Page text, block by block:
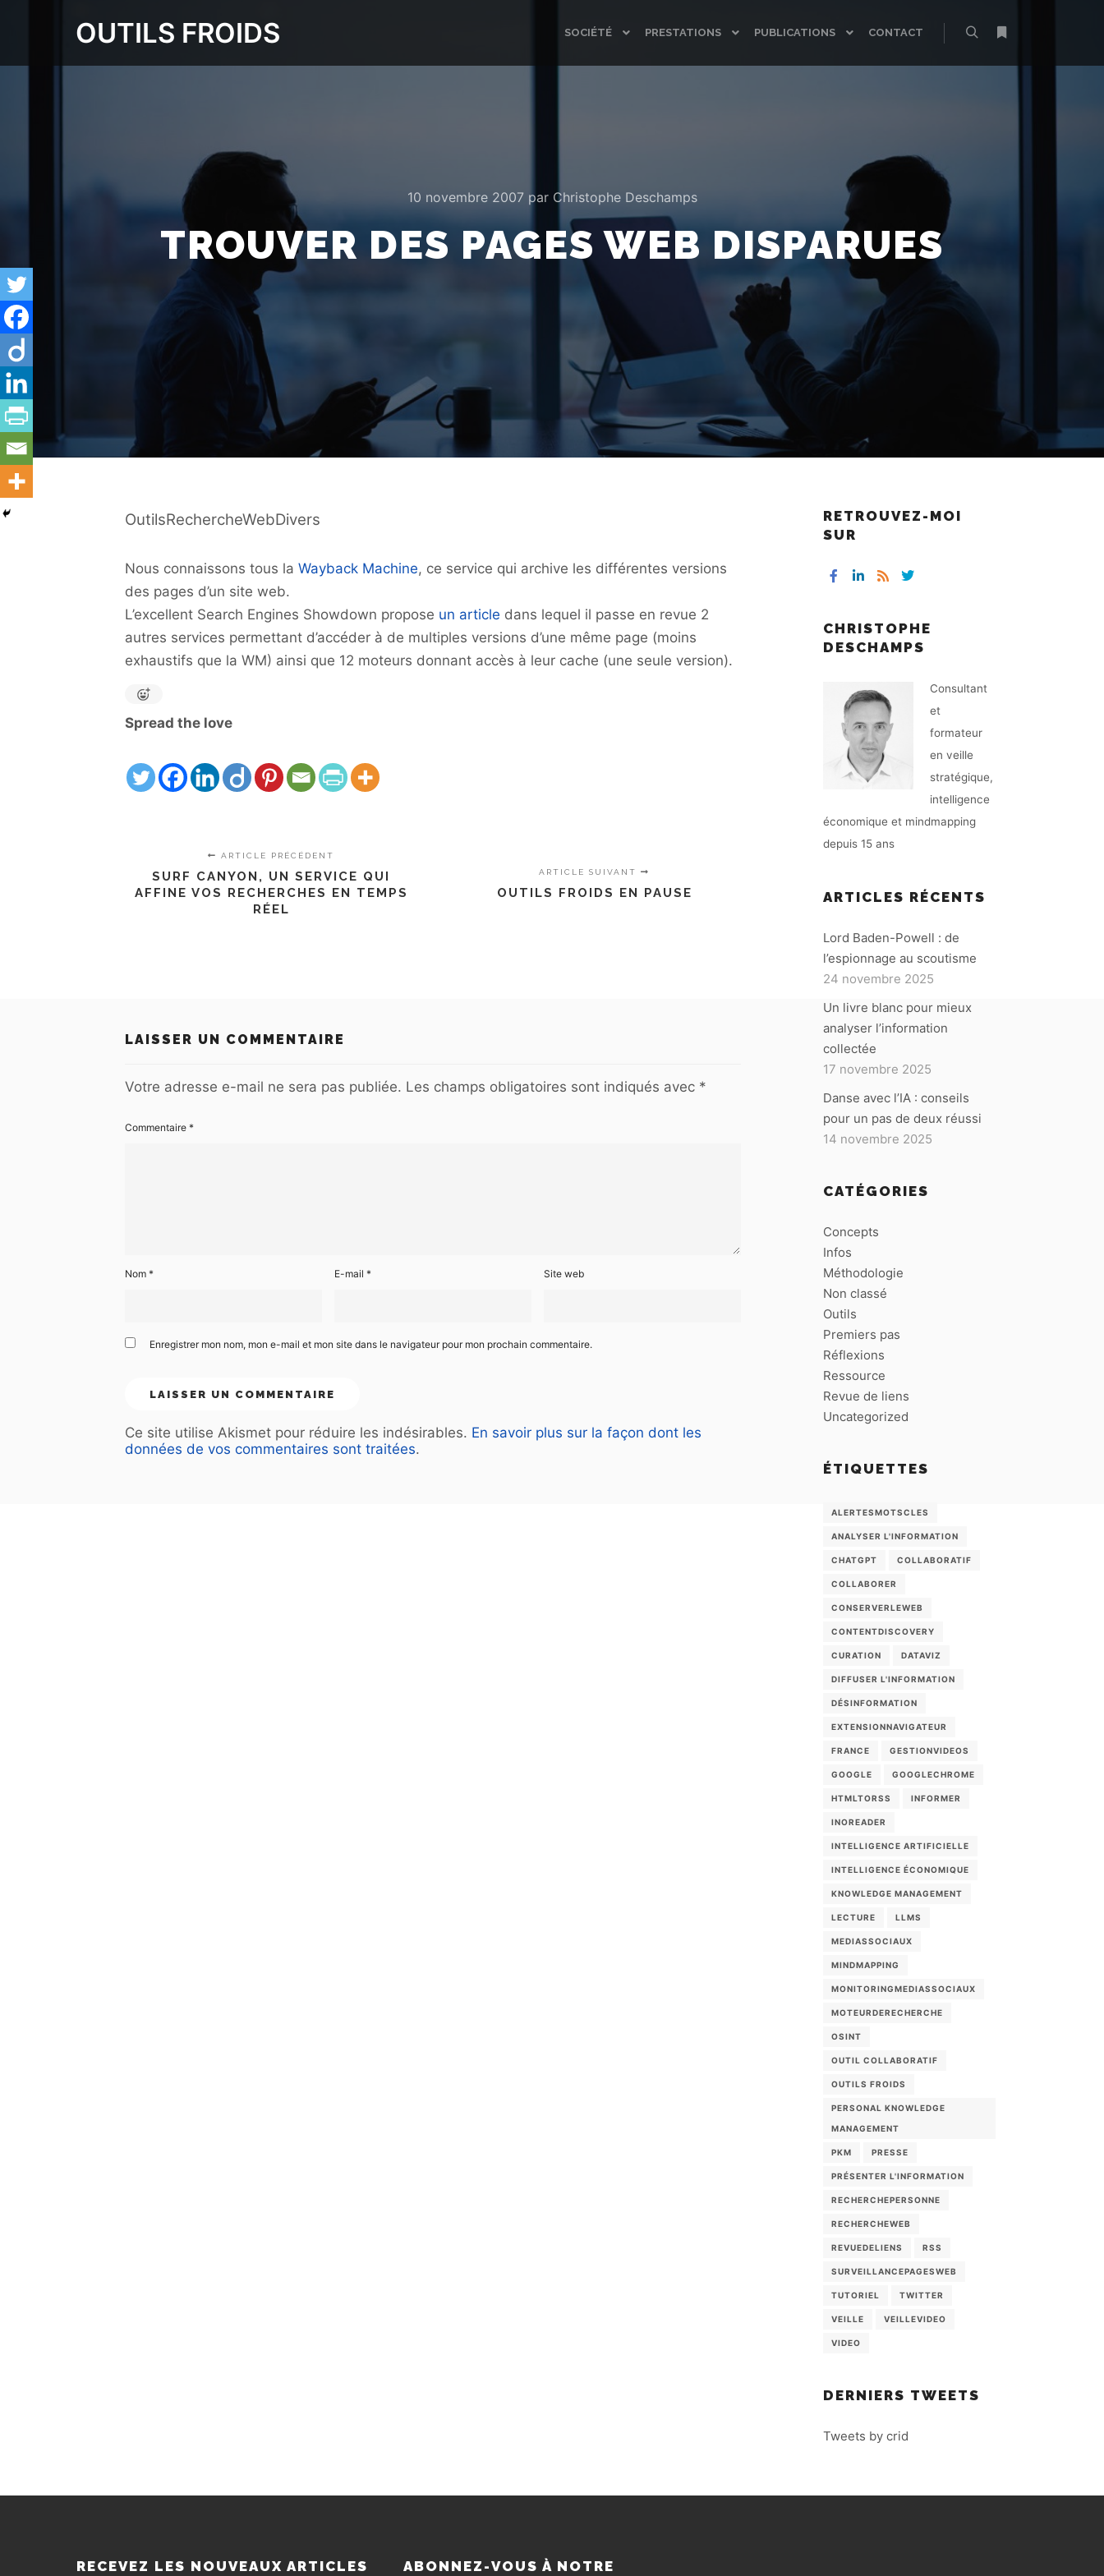
OUTILS FROIDS SOCIÉTÉ PRESTATIONS PUBLICATIONS
CONTACT
10 novembre 2007par Christophe Deschamps
TROUVER DES PAGES WEB DISPARUES
OutilsRechercheWebDivers
Nous connaissons tous la Wayback Machine, ce service qui archive les différentes versions
des pages d’un site web.
L’excellent Search Engines Showdown propose un article dans lequel il passe en revue 2
autres services permettant d’accéder à de multiples versions d’une même page (moins
exhaustifs que la WM) ainsi que 12 moteurs donnant accès à leur cache (une seule version).
Spread the love
ARTICLE PRÉCÉDENT
SURF CANYON, UN SERVICE QUI
AFFINE VOS RECHERCHES EN TEMPS
RÉEL
ARTICLE SUIVANT
OUTILS FROIDS EN PAUSE
LAISSER UN COMMENTAIRE
Votre adresse e-mail ne sera pas publiée. Les champs obligatoires sont indiqués avec *
Commentaire *
Nom * E-mail * Site web
Enregistrer mon nom, mon e-mail et mon site dans le navigateur pour mon prochain commentaire.
Ce site utilise Akismet pour réduire les indésirables. En savoir plus sur la façon dont les
données de vos commentaires sont traitées.
RETROUVEZ-MOI
SUR
CHRISTOPHE
DESCHAMPS
Consultant
et
formateur
en veille
stratégique,
intelligence
économique et mindmapping
depuis 15 ans
ARTICLES RÉCENTS
Lord Baden-Powell : de
l’espionnage au scoutisme
24 novembre 2025
Un livre blanc pour mieux
analyser l’information
collectée
17 novembre 2025
Danse avec l’IA : conseils
pour un pas de deux réussi
14 novembre 2025
CATÉGORIES
Concepts
Infos
Méthodologie
Non classé
Outils
Premiers pas
Réflexions
Ressource
Revue de liens
Uncategorized
ÉTIQUETTES
ALERTESMOTSCLES
ANALYSER L'INFORMATION
CHATGPT COLLABORATIF
COLLABORER
CONSERVERLEWEB
CONTENTDISCOVERY
CURATION DATAVIZ
DIFFUSER L'INFORMATION
DÉSINFORMATION
EXTENSIONNAVIGATEUR
FRANCE GESTIONVIDEOS
GOOGLE GOOGLECHROME
HTMLTORSS INFORMER
INOREADER
INTELLIGENCE ARTIFICIELLE
INTELLIGENCE ÉCONOMIQUE
KNOWLEDGE MANAGEMENT
LECTURE LLMS
MEDIASSOCIAUX
MINDMAPPING
MONITORINGMEDIASSOCIAUX
MOTEURDERECHERCHE
OSINT
OUTIL COLLABORATIF
OUTILS FROIDS
PERSONAL KNOWLEDGE
MANAGEMENT
PKM PRESSE
PRÉSENTER L'INFORMATION
RECHERCHEPERSONNE
RECHERCHEWEB
REVUEDELIENS RSS
SURVEILLANCEPAGESWEB
TUTORIEL TWITTER
VEILLE VEILLEVIDEO
VIDEO
DERNIERS TWEETS
Tweets by crid
RECEVEZ LES NOUVEAUX ARTICLES ABONNEZ-VOUS À NOTRE